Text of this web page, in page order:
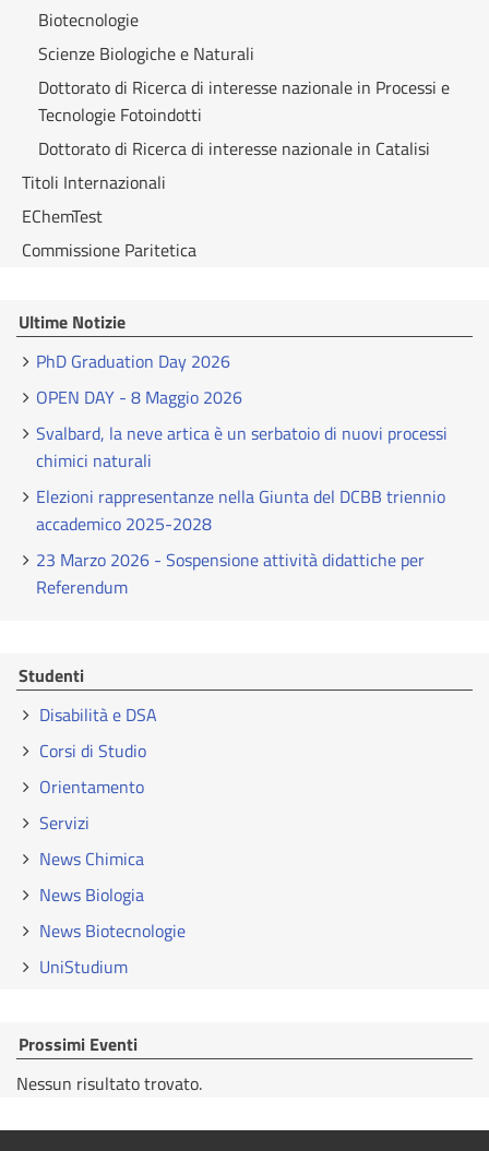
Biotecnologie
Scienze Biologiche e Naturali
Dottorato di Ricerca di interesse nazionale in Processi e
Tecnologie Fotoindotti
Dottorato di Ricerca di interesse nazionale in Catalisi
Titoli Internazionali
EChemTest
Commissione Paritetica
Ultime Notizie
PhD Graduation Day 2026
OPEN DAY - 8 Maggio 2026
Svalbard, la neve artica è un serbatoio di nuovi processi
chimici naturali
Elezioni rappresentanze nella Giunta del DCBB triennio
accademico 2025-2028
23 Marzo 2026 - Sospensione attività didattiche per
Referendum
Studenti
Disabilità e DSA
Corsi di Studio
Orientamento
Servizi
News Chimica
News Biologia
News Biotecnologie
UniStudium
Prossimi Eventi
Nessun risultato trovato.